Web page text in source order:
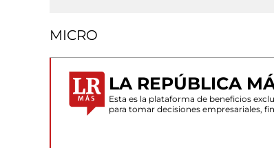
MICRO
LA REPÚBLICA
Esta es la plataforma de beneficios
para tomar decisiones empresariales,